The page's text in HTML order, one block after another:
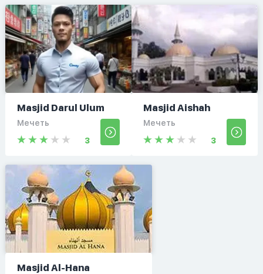
Masjid Darul Ulum
Мечеть
3
Masjid Aishah
Мечеть
3
Masjid Al-Hana